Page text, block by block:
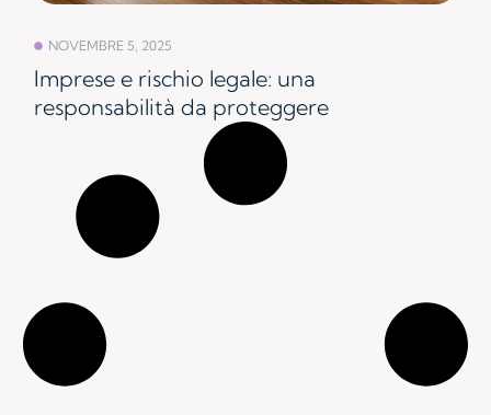
NOVEMBRE 5, 2025
Imprese e rischio legale: una
responsabilità da proteggere